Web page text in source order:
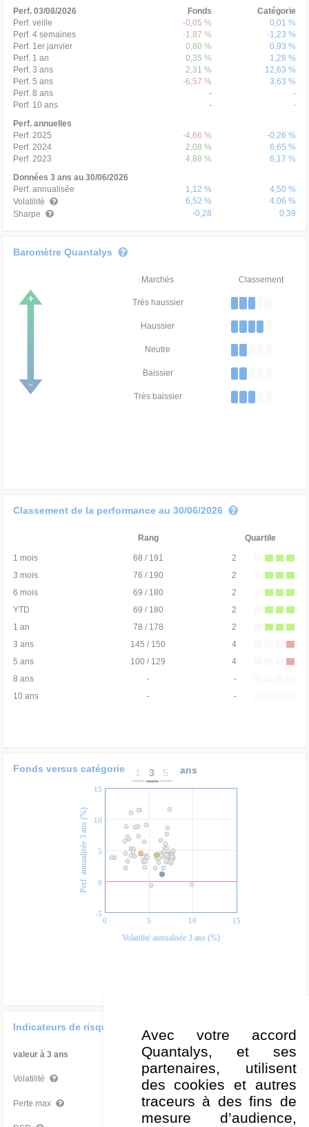
Perf. 03/08/2026 Fonds
Catégorie
Perf. veille
-0,05 %
0,01 %
Perf. 4 semaines
-1,87 %
-1,23 %
Perf. 1er janvier
0,80 %
0,93 %
Perf. 1 an
0,35 %
1,28 %
Perf. 3 ans
2,31 %
12,63 %
Perf. 5 ans
-6,57 %
3,63 %
Perf. 8 ans
-
-
Perf. 10 ans
-
-
Perf. annuelles
Perf. 2025
-4,66 %
-0,26 %
Perf. 2024
2,08 %
6,65 %
Perf. 2023
4,88 %
6,17 %
Données 3 ans au 30/06/2026
Perf. annualisée
1,12 %
4,50 %
Volatilité
6,52 %
4,06 %
Sharpe
-0,28 0,39
Baromètre Quantalys
Marchés Classement
Très haussier
Haussier
Neutre
Baissier
Très baissier
Classement de la performance au 30/06/2026
Rang Quartile
1 mois 68 / 191
2
3 mois
76 / 190
2
6 mois
69 / 180
2
YTD
69 / 180
2
1 an
78 / 178
2
3 ans
145 / 150
4
5 ans
100 / 129
4
8 ans
-
-
10 ans
- -
Fonds versus catégorie 1 3 5 ans
-5
0
5
10
15
Perf. annualisée 3 ans (%)
0 5 10 15
Volatilité annualisée 3 ans (%)
Indicateurs de risque
valeur à 3 ans Par rapport à la Cat
Volatilité 6,52 %
Perte max -8,88 % Moyen
Avec votre accord
Quantalys, et ses
partenaires, utilisent
des cookies et autres
traceurs à des fins de
mesure d’audience,